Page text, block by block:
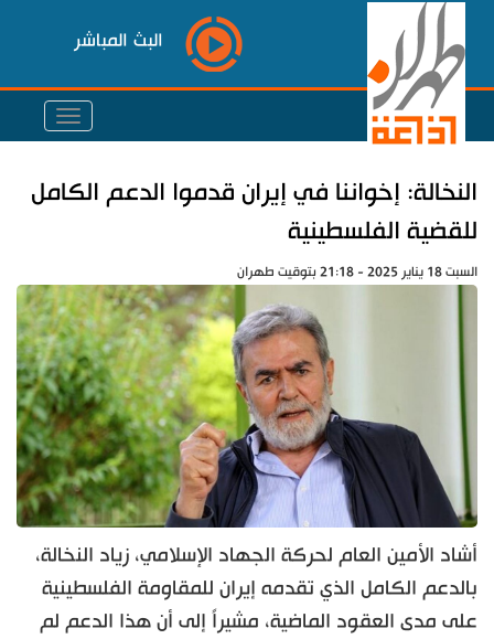
البث المباشر
النخالة: إخواننا في إيران قدموا الدعم الكامل
للقضية الفلسطينية
السبت 18 يناير 2025 - 21:18 بتوقيت طهران
أشاد الأمين العام لحركة الجهاد الإسلامي، زياد النخالة،
بالدعم الكامل الذي تقدمه إيران للمقاومة الفلسطينية
على مدى العقود الماضية، مشيراً إلى أن هذا الدعم لم